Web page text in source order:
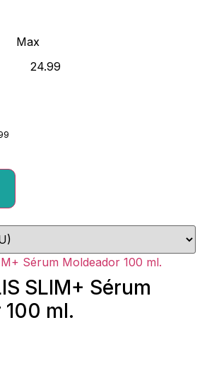
Max
SLIM+ Sérum
ml.